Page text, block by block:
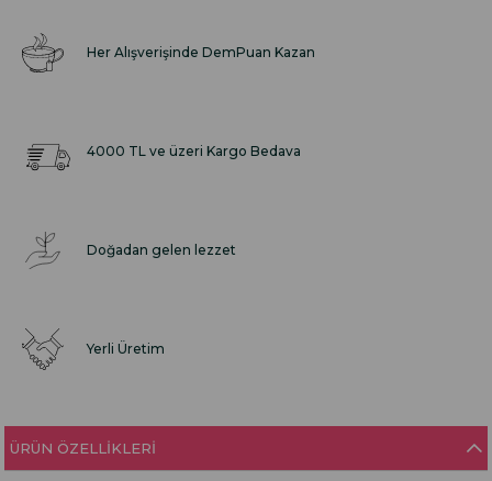
Her Alışverişinde DemPuan Kazan
4000 TL ve üzeri Kargo Bedava
Doğadan gelen lezzet
Yerli Üretim
ÜRÜN ÖZELLIKLERI